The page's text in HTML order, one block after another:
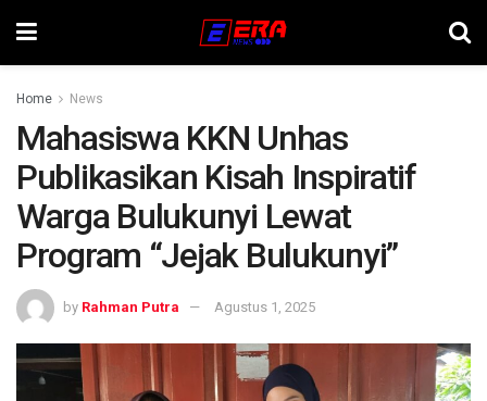
Home News
Mahasiswa KKN Unhas
Publikasikan Kisah Inspiratif
Warga Bulukunyi Lewat
Program “Jejak Bulukunyi”
by Rahman Putra Agustus 1, 2025